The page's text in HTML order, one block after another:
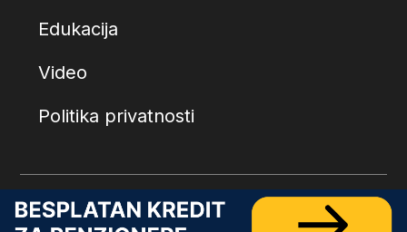
Edukacija
Video
Politika privatnosti
© 2026.Penzionerski centar . Sva prava zadržana.